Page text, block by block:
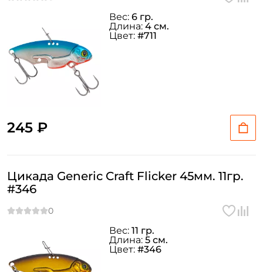
245 ₽
Вес: 6 гр.
Длина: 4 см.
Цвет: #711
Цикада Generic Craft Flicker 45мм. 11гр.
#346
Вес: 11 гр.
Длина: 5 см.
Цвет: #346